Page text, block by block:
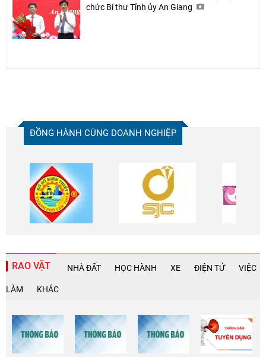
chức Bí thư Tỉnh ủy An Giang
ĐỒNG HÀNH CÙNG DOANH NGHIỆP
RAO VẶT NHÀ ĐẤT HỌC HÀNH XE ĐIỆN TỬ VIỆC
LÀM KHÁC